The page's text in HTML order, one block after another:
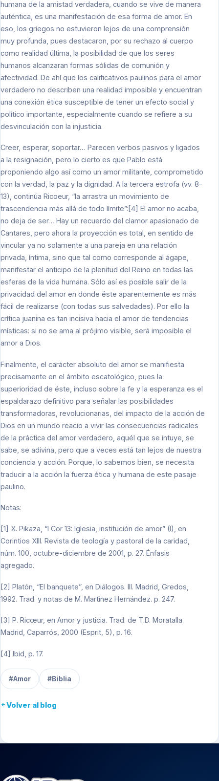
humana de la amistad verdadera, cuando se vive de manera
auténtica, es una manifestación de esa forma de amor. En
eso, los griegos no estuvieron lejos de una comprensión
muy profunda, pues destacaron, por su rechazo al cuerpo
como realidad última, la posibilidad de que los seres
humanos alcanzaran formas sólidas de comunión y
afectividad. De ahí que los calificativos paulinos para el amor
verdadero no describen una realidad imposible y encuentran
una conexión ética susceptible de tener un efecto social y
político importante, especialmente cuando se refiere a su
desvinculación con la injusticia.
Creer, esperar, soportar… Parecen verbos pasivos y ligados
a la resignación, pero lo cierto es que Pablo está
proponiendo algo así como un amor militante, comprometido
con la verdad, la paz y la dignidad. A la tercera estrofa (vv. 8-
13), continúa Ricoeur, “la arrastra un movimiento de
trascendencia más allá de todo límite”:[4] El amor no acaba,
no deja de ser… Hay un recuerdo del clamor apasionado de
Cantares, pero ahora la proyección es total, en sentido de
vincular ya no solamente a una pareja en una relación
privada, íntima, sino que tal como corresponde al ágape,
manifestar el anticipo de la plenitud del Reino en todas las
esferas de la vida humana. Sólo así es posible salir de la
privacidad del amor en donde éste aparentemente es más
fácil de realizarse (con todas sus salvedades). Por ello la
crítica juanina es tan incisiva hacia el amor de tendencias
místicas: si no se ama al prójimo visible, será imposible el
amor a Dios.
Finalmente, el carácter absoluto del amor se manifiesta
precisamente en el ámbito escatológico, pues la
superioridad de éste, incluso sobre la fe y la esperanza es el
espaldarazo definitivo para señalar las posibilidades
transformadoras, revolucionarias, del impacto de la acción de
Dios en un mundo reacio a vivir las consecuencias radicales
de la práctica del amor verdadero, aquél que se intuye, se
sabe, se adivina, pero que a veces está tan lejos de nuestra
conciencia y acción. Porque, lo sabemos bien, se necesita
traducir a la acción la fuerza ética y humana de este pasaje
paulino.
Notas:
[1] X. Pikaza, “I Cor 13: Iglesia, institución de amor” (I), en
Corintios XIII. Revista de teología y pastoral de la caridad,
núm. 100, octubre-diciembre de 2001, p. 27. Énfasis
agregado.
[2] Platón, “El banquete”, en Diálogos. III. Madrid, Gredos,
1992. Trad. y notas de M. Martínez Hernández. p. 247.
[3] P. Ricœur, en Amor y justicia. Trad. de T.D. Moratalla.
Madrid, Caparrós, 2000 (Esprit, 5), p. 16.
[4] Ibid, p. 17.
#Amor #Biblia
Volver al blog